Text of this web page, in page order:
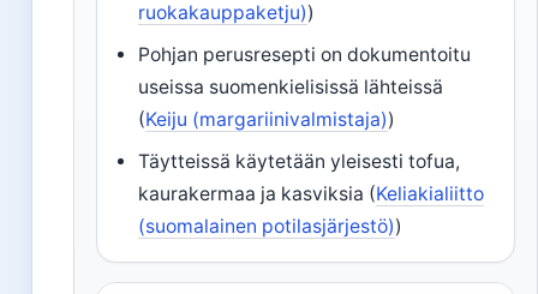
ruokakauppaketju))
Pohjan perusresepti on dokumentoitu
useissa suomenkielisissä lähteissä
(Keiju (margariinivalmistaja))
Täytteissä käytetään yleisesti tofua,
kaurakermaa ja kasviksia (Keliakialiitto
(suomalainen potilasjärjestö))